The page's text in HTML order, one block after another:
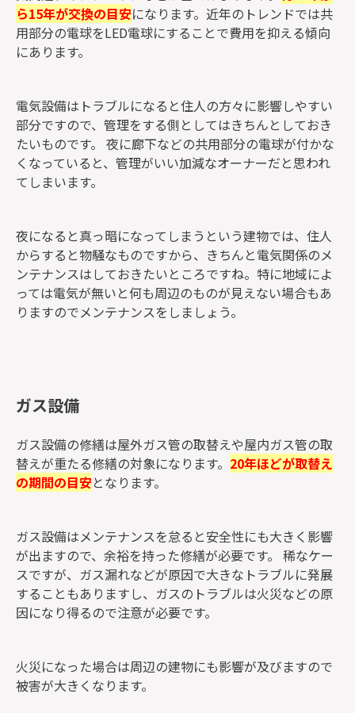
ら15年が交換の目安になります。近年のトレンドでは共
用部分の電球をLED電球にすることで費用を抑える傾向
にあります。
電気設備はトラブルになると住人の方々に影響しやすい
部分ですので、管理をする側としてはきちんとしておき
たいものです。 夜に廊下などの共用部分の電球が付かな
くなっていると、管理がいい加減なオーナーだと思われ
てしまいます。
夜になると真っ暗になってしまうという建物では、住人
からすると物騒なものですから、きちんと電気関係のメ
ンテナンスはしておきたいところですね。特に地域によ
っては電気が無いと何も周辺のものが見えない場合もあ
りますのでメンテナンスをしましょう。
ガス設備
ガス設備の修繕は屋外ガス管の取替えや屋内ガス管の取
替えが重たる修繕の対象になります。 20年ほどが取替え
の期間の目安となります。
ガス設備はメンテナンスを怠ると安全性にも大きく影響
が出ますので、余裕を持った修繕が必要です。 稀なケー
スですが、ガス漏れなどが原因で大きなトラブルに発展
することもありますし、ガスのトラブルは火災などの原
因になり得るので注意が必要です。
火災になった場合は周辺の建物にも影響が及びますので
被害が大きくなります。